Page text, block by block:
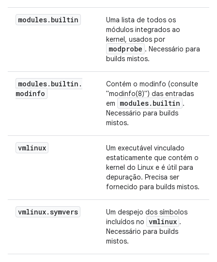
modules. builtin
Uma lista de todos os
módulos integrados ao
kernel, usados por
modprobe . Necessário para
builds mistos.
modules. builtin .
modinfo
Contém o modinfo (consulte
"modinfo(8)") das entradas
em
modules. builtin .
Necessário para builds
mistos.
vmlinux
Um executável vinculado
estaticamente que contém o
kernel do Linux e é útil para
depuração. Precisa ser
fornecido para builds mistos.
vmlinux.symvers
Um despejo dos símbolos
incluídos no vmlinux .
Necessário para builds
mistos.